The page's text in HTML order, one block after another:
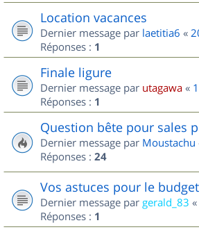
Location vacances
Dernier message par laetitia6 «
Réponses : 1
Finale ligure
Dernier message par utagawa «
Réponses : 1
Question bête pour sales
Dernier message par Moustachu
Réponses : 24
Vos astuces pour le
Dernier message par gerald_83 «
Réponses : 1